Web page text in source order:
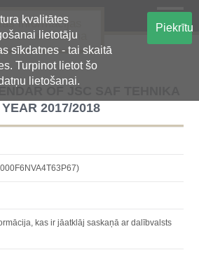
kvalitātes
lietotāju
sīkdatnes - tai skaitā
Turpinot lietot šo
lietošanai.
Piekrītu
informācijas
sistēma
OF JSC SAF TEHNIKA
2017/2018
kas ir jāatklāj saskaņā ar dalībvalsts